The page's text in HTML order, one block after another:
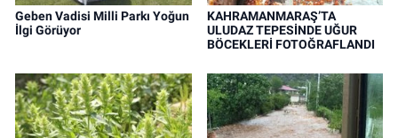
Geben Vadisi Milli Parkı Yoğun
İlgi Görüyor
KAHRAMANMARAŞ’TA
ULUDAZ TEPESİNDE UĞUR
BÖCEKLERİ FOTOĞRAFLANDI